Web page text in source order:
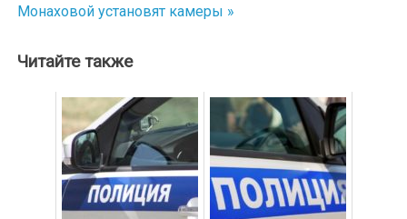
записям
Монаховой установят камеры »
Читайте также